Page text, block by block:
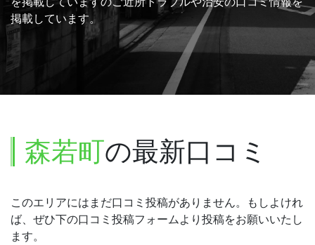
掲載しています。
森若町の最新口コミ
このエリアにはまだ口コミ投稿がありません。もしよけれ
ば、ぜひ下の口コミ投稿フォームより投稿をお願いいたし
ます。